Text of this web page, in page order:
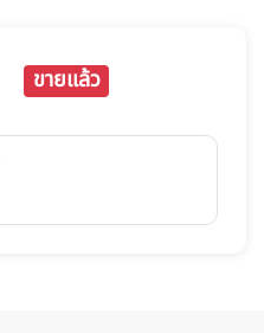
ขายแล้ว